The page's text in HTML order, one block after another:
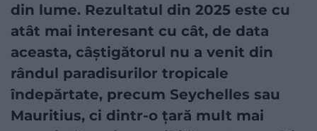
din lume. Rezultatul din 2025 este cu
atât mai interesant cu cât, de data
aceasta, câștigătorul nu a venit din
rândul paradisurilor tropicale
îndepărtate, precum Seychelles sau
Mauritius, ci dintr-o țară mult mai